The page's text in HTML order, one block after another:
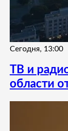
Сегодня, 13:00
ТВ и
области